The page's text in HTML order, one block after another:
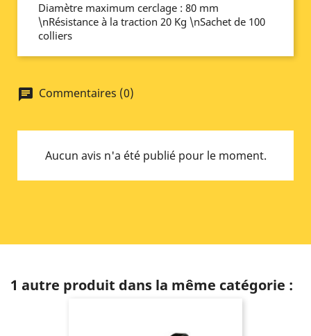
Diamètre maximum cerclage : 80 mm
\nRésistance à la traction 20 Kg \nSachet de 100
colliers
chat Commentaires (0)
Aucun avis n'a été publié pour le moment.
1 autre produit dans la même catégorie :